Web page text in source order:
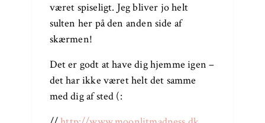
været spiseligt. Jeg bliver jo helt
sulten her på den anden side af
skærmen!
Det er godt at have dig hjemme igen –
det har ikke været helt det samme
med dig af sted (: